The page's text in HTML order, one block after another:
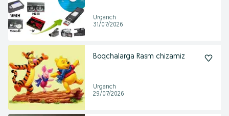
Urganch
31/07/2026
Boqchalarga Rasm chizamiz
Urganch
29/07/2026